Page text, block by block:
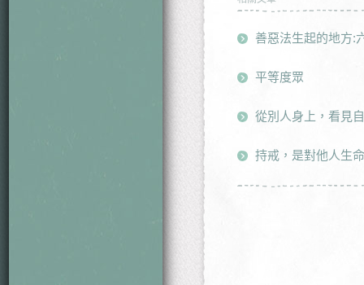
善惡法生起的地方:
平等度眾
從別人身上，看見
持戒，是對他人生